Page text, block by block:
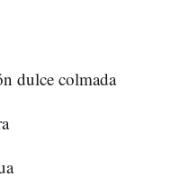
dulce colmada